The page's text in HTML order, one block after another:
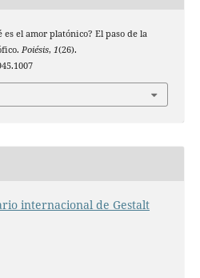
es el amor platónico? El paso de la
Poiésis, 1(26).
internacional de Gestalt